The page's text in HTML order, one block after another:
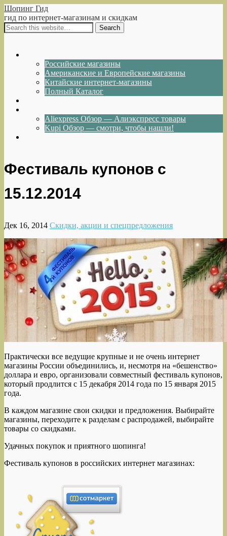
Шопинг Гид
гид по интернет-магазинам и скидкам
Российские магазины
Американские и Европейские магазины
Китайские интернет-магазины
Полный Каталог
Aliexpress Обзор — Алиэкспресс товары
Kupi Обзор — смотри, чтобы нашли!
Фестиваль купонов с
15.12.2014
Дек 16, 2014 Скидки, акции и спецпредложения
Практически все ведущие крупные и не очень интернет
магазины России объединились, и, несмотря на «бешенство»
доллара и евро, организовали совместный фестиваль купонов,
который продлится с 15 декабря 2014 года по 15 января 2015
года.
В каждом магазине свои скидки и предложения. Выбирайте
магазины, переходите к разделам с распродажей, выбирайте
товары со скидками.
Удачных покупок и приятного шопинга!
Фестиваль купонов в российских интернет магазинах: